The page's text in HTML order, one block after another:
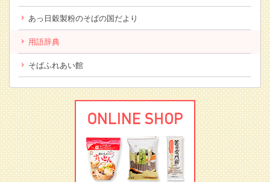
あっ日穀製粉のそばの国だより
用語辞典
そばふれあい館